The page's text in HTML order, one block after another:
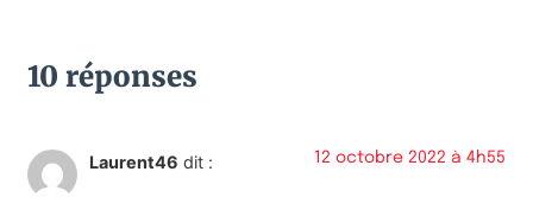
10 réponses
Laurent46 dit : 12 octobre 2022 à 4h55